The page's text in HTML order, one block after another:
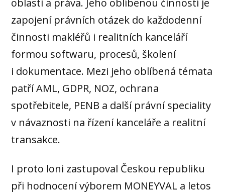
oblasti a práva. Jeho oblíbenou činností je
zapojení právních otázek do každodenní
činnosti makléřů i realitních kanceláří
formou softwaru, procesů, školení
i dokumentace. Mezi jeho oblíbená témata
patří AML, GDPR, NOZ, ochrana
spotřebitele, PENB a další právní speciality
v návaznosti na řízení kanceláře a realitní
transakce.
I proto loni zastupoval Českou republiku
při hodnocení výborem MONEYVAL a letos